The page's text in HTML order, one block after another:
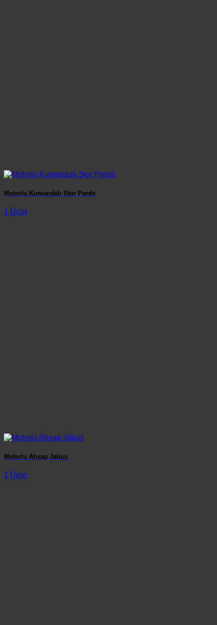
Motorlu Kumandalı Stor Perde
1 Ürün
Motorlu Ahşap Jaluzi
1 Ürün